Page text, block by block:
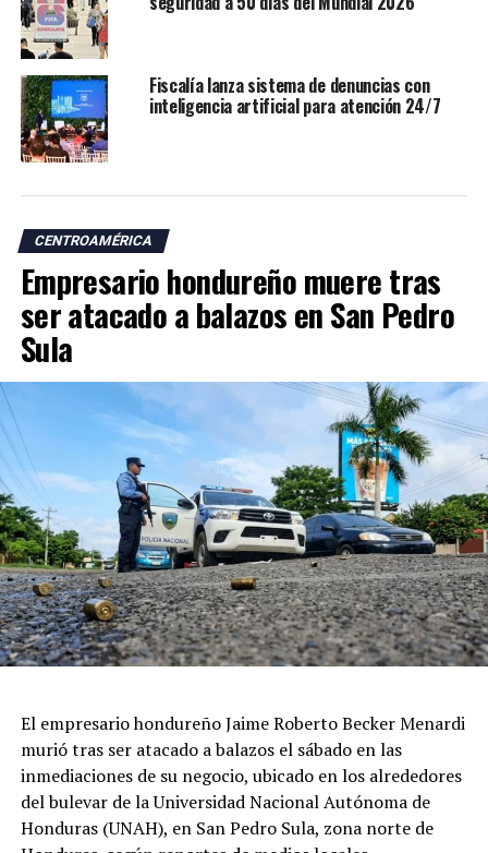
Fiscalía lanza sistema de denuncias con
inteligencia artificial para atención 24/7
CENTROAMÉRICA
Empresario hondureño muere tras
ser atacado a balazos en San Pedro
Sula
El empresario hondureño Jaime Roberto Becker Menardi
murió tras ser atacado a balazos el sábado en las
inmediaciones de su negocio, ubicado en los alrededores
del bulevar de la Universidad Nacional Autónoma de
Honduras (UNAH), en San Pedro Sula, zona norte de